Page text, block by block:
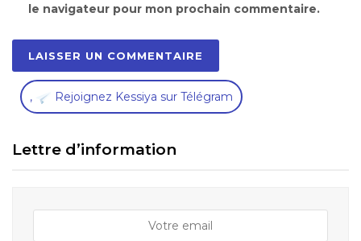
le navigateur pour mon prochain commentaire.
, Rejoignez Kessiya sur Télégram
Lettre d’information